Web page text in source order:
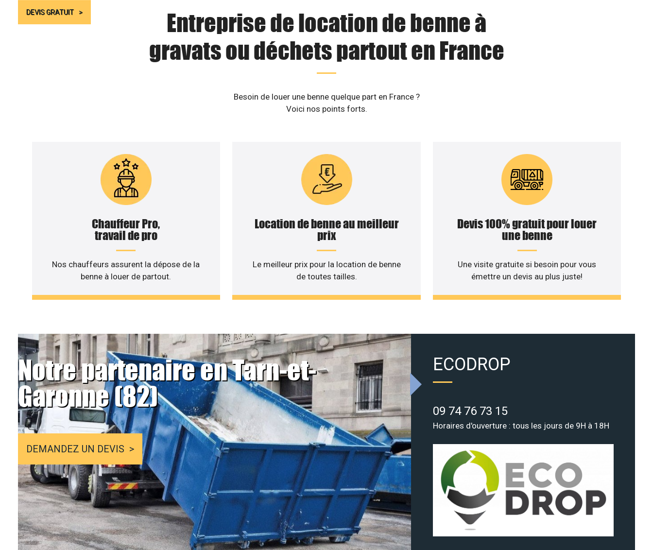
DEVIS GRATUIT
Entreprise de location de benne à
gravats ou déchets partout en France
Besoin de louer une benne quelque part en France ?
Voici nos points forts.
Chauffeur Pro,
travail de pro
Nos chauffeurs assurent la dépose de la
benne à louer de partout.
Location de benne au meilleur
prix
Le meilleur prix pour la location de benne
de toutes tailles.
Devis 100% gratuit pour louer
une benne
Une visite gratuite si besoin pour vous
émettre un devis au plus juste!
Notre partenaire en Tarn-et-
Garonne (82)
DEMANDEZ UN DEVIS
ECODROP
09 74 76 73 15
Horaires d'ouverture : tous les jours de 9H à 18H